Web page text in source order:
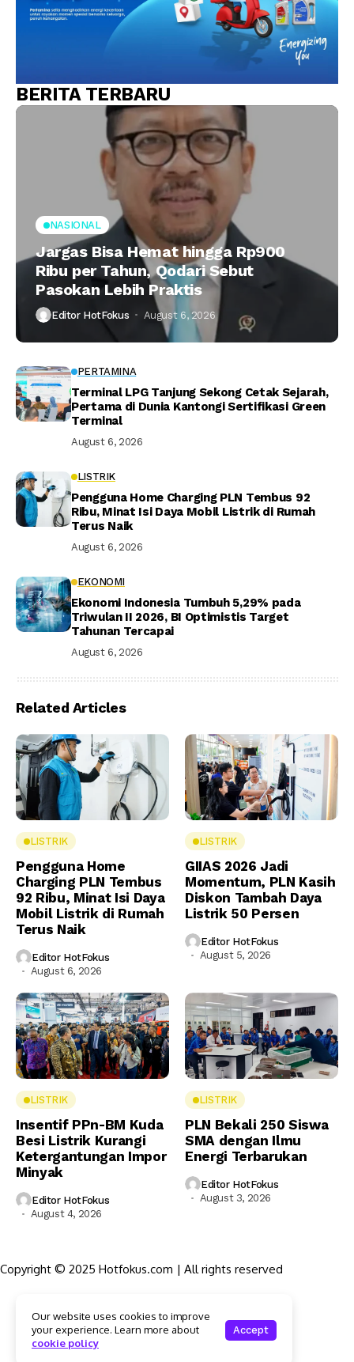
BERITA TERBARU
NASIONAL
Jargas Bisa Hemat hingga Rp900
Ribu per Tahun, Qodari Sebut
Pasokan Lebih Praktis
Editor HotFokus August 6, 2026
PERTAMINA
Terminal LPG Tanjung Sekong Cetak Sejarah,
Pertama di Dunia Kantongi Sertifikasi Green
Terminal
August 6, 2026
LISTRIK
Pengguna Home Charging PLN Tembus 92
Ribu, Minat Isi Daya Mobil Listrik di Rumah
Terus Naik
August 6, 2026
EKONOMI
Ekonomi Indonesia Tumbuh 5,29% pada
Triwulan II 2026, BI Optimistis Target
Tahunan Tercapai
August 6, 2026
Related Articles
LISTRIK
Pengguna Home
Charging PLN Tembus
92 Ribu, Minat Isi Daya
Mobil Listrik di Rumah
Terus Naik
Editor HotFokus
August 6, 2026
LISTRIK
GIIAS 2026 Jadi
Momentum, PLN Kasih
Diskon Tambah Daya
Listrik 50 Persen
Editor HotFokus
August 5, 2026
LISTRIK
Insentif PPn-BM Kuda
Besi Listrik Kurangi
Ketergantungan Impor
Minyak
Editor HotFokus
August 4, 2026
LISTRIK
PLN Bekali 250 Siswa
SMA dengan Ilmu
Energi Terbarukan
Editor HotFokus
August 3, 2026
Copyright © 2025 Hotfokus.com | All rights reserved
Struktur Organisasi
Kode Etik Jurnalistik
Pedoman Pemberitaan Media Siber
Our website uses cookies to improve
your experience. Learn more about
cookie policy
Accept